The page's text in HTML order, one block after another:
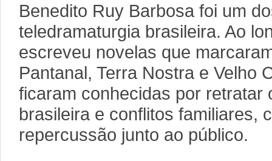
Benedito Ruy Barbosa foi um
teledramaturgia brasileira. Ao
escreveu novelas que
Pantanal, Terra Nostra e Velho
ficaram conhecidas por retratar
brasileira e conflitos familiares,
repercussão junto ao público.